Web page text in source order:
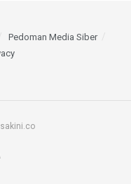
Pedoman Media Siber